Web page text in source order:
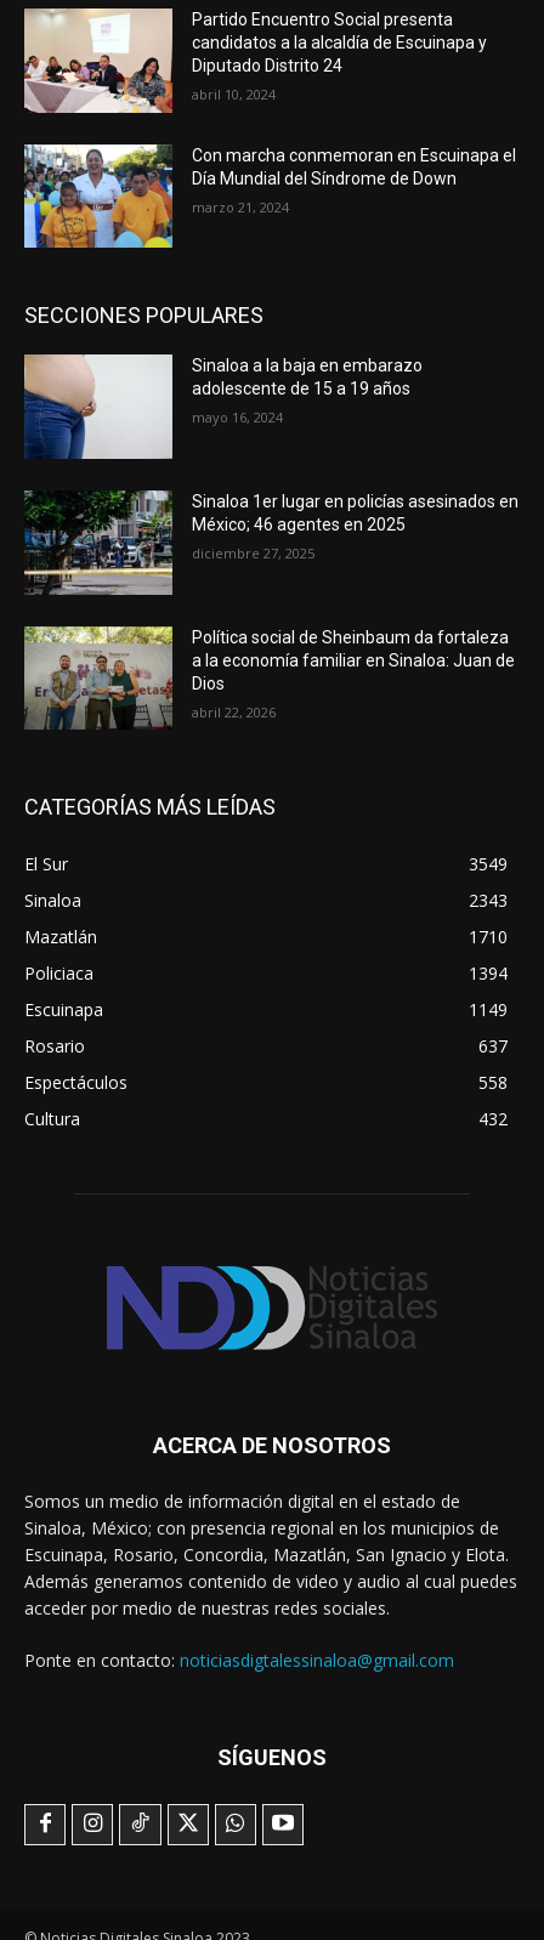
Partido Encuentro Social presenta
candidatos a la alcaldía de Escuinapa y
Diputado Distrito 24
abril 10, 2024
Con marcha conmemoran en Escuinapa el
Día Mundial del Síndrome de Down
marzo 21, 2024
SECCIONES POPULARES
Sinaloa a la baja en embarazo
adolescente de 15 a 19 años
mayo 16, 2024
Sinaloa 1er lugar en policías asesinados en
México; 46 agentes en 2025
diciembre 27, 2025
Política social de Sheinbaum da fortaleza
a la economía familiar en Sinaloa: Juan de
Dios
abril 22, 2026
CATEGORÍAS MÁS LEÍDAS
El Sur
3549
Sinaloa
2343
Mazatlán
1710
Policiaca
1394
Escuinapa
1149
Rosario
637
Espectáculos
558
Cultura
432
ACERCA DE NOSOTROS
Somos un medio de información digital en el estado de
Sinaloa, México; con presencia regional en los municipios de
Escuinapa, Rosario, Concordia, Mazatlán, San Ignacio y Elota.
Además generamos contenido de video y audio al cual puedes
acceder por medio de nuestras redes sociales.
Ponte en contacto: noticiasdigtalessinaloa@gmail.com
SÍGUENOS